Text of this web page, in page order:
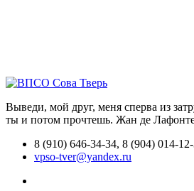
Выведи, мой друг, меня сперва из
ты и потом прочтешь. Жан де
8 (910) 646-34-34, 8 (904) 014-
vpso-tver@yandex.ru